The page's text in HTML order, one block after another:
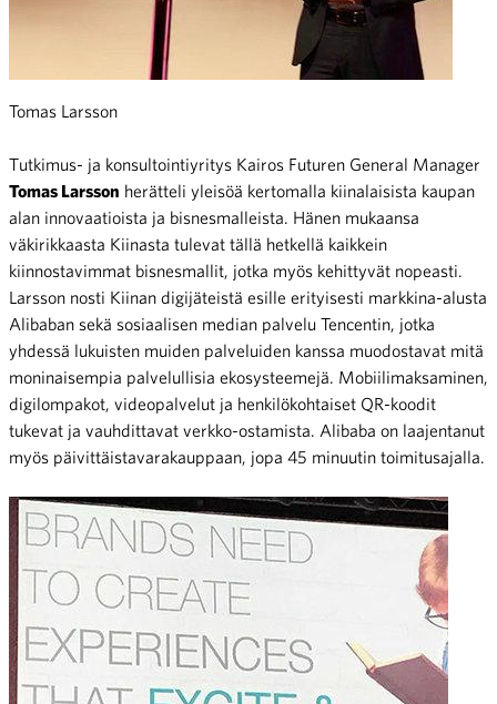
Tomas Larsson
Tutkimus- ja konsultointiyritys Kairos Futuren General Manager
Tomas Larsson herätteli yleisöä kertomalla kiinalaisista kaupan
alan innovaatioista ja bisnesmalleista. Hänen mukaansa
väkirikkaasta Kiinasta tulevat tällä hetkellä kaikkein
kiinnostavimmat bisnesmallit, jotka myös kehittyvät nopeasti.
Larsson nosti Kiinan digijäteistä esille erityisesti markkina-alusta
Alibaban sekä sosiaalisen median palvelu Tencentin, jotka
yhdessä lukuisten muiden palveluiden kanssa muodostavat mitä
moninaisempia palvelullisia ekosysteemejä. Mobiilimaksaminen,
digilompakot, videopalvelut ja henkilökohtaiset QR-koodit
tukevat ja vauhdittavat verkko-ostamista. Alibaba on laajentanut
myös päivittäistavarakauppaan, jopa 45 minuutin toimitusajalla.